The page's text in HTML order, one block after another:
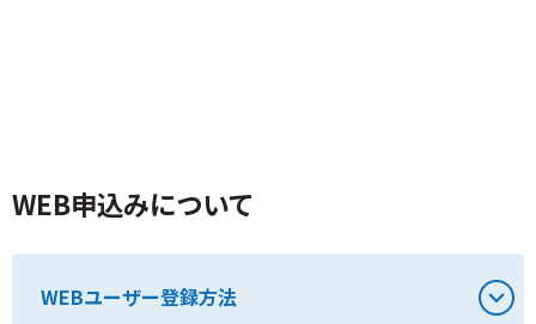
WEB申込みについて
WEBユーザー登録方法